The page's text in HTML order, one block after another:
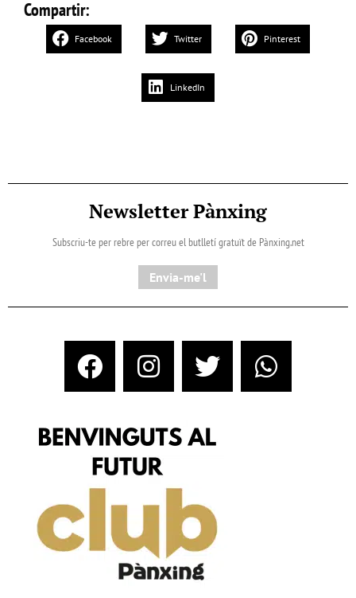
Compartir:
Facebook Twitter Pinterest
LinkedIn
Newsletter Pànxing
Subscriu-te per rebre per correu el butlletí gratuït de Pànxing.net​
Envia-me'l